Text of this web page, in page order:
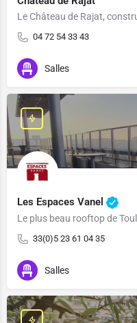
04 72 54 33 43
Salles
Les Espaces Vanel
Le plus beau rooftop de
33(0)5 23 61 04 35
Salles